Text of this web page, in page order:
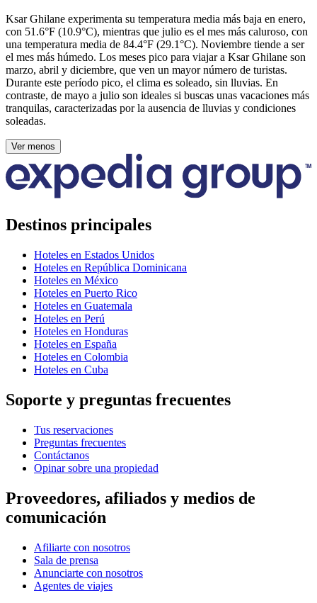
Ksar Ghilane experimenta su temperatura media más baja en enero,
con 51.6°F (10.9°C), mientras que julio es el mes más caluroso, con
una temperatura media de 84.4°F (29.1°C). Noviembre tiende a ser
el mes más húmedo. Los meses pico para viajar a Ksar Ghilane son
marzo, abril y diciembre, que ven un mayor número de turistas.
Durante este período pico, el clima es soleado, sin lluvias. En
contraste, de mayo a julio son ideales si buscas unas vacaciones más
tranquilas, caracterizadas por la ausencia de lluvias y condiciones
soleadas.
Ver menos
Destinos principales
Hoteles en Estados Unidos
Hoteles en República Dominicana
Hoteles en México
Hoteles en Puerto Rico
Hoteles en Guatemala
Hoteles en Perú
Hoteles en Honduras
Hoteles en España
Hoteles en Colombia
Hoteles en Cuba
Soporte y preguntas frecuentes
Tus reservaciones
Preguntas frecuentes
Contáctanos
Opinar sobre una propiedad
Proveedores, afiliados y medios de
comunicación
Afiliarte con nosotros
Sala de prensa
Anunciarte con nosotros
Agentes de viajes